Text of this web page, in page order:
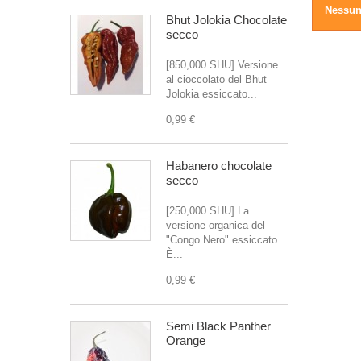
Bhut Jolokia Chocolate
secco
[850,000 SHU] Versione
al cioccolato del Bhut
Jolokia essiccato...
0,99 €
Habanero chocolate
secco
[250,000 SHU] La
versione organica del
"Congo Nero" essiccato.
È...
0,99 €
Semi Black Panther
Orange